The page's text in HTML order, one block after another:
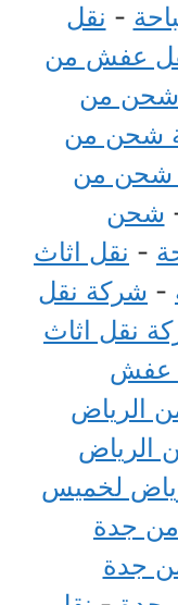
- نقل
عفش من
من
من
من
- نقل اثاث
شركة نقل
نقل اثاث
لخميس
جدة
جدة